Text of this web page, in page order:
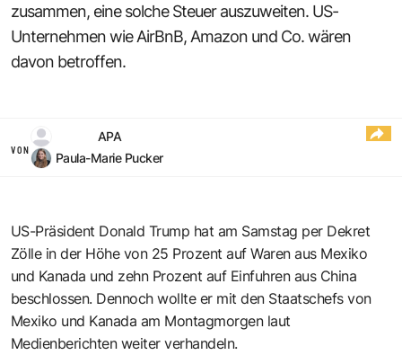
zusammen, eine solche Steuer auszuweiten. US-
Unternehmen wie AirBnB, Amazon und Co. wären
davon betroffen.
VON
APA
Paula-Marie Pucker
US-Präsident Donald Trump hat am Samstag per Dekret
Zölle in der Höhe von 25 Prozent auf Waren aus Mexiko
und Kanada und zehn Prozent auf Einfuhren aus China
beschlossen. Dennoch wollte er mit den Staatschefs von
Mexiko und Kanada am Montagmorgen laut
Medienberichten weiter verhandeln.